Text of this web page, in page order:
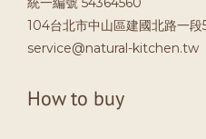
104台北市中山區建國北路一
service@natural-kitchen.tw
How to buy